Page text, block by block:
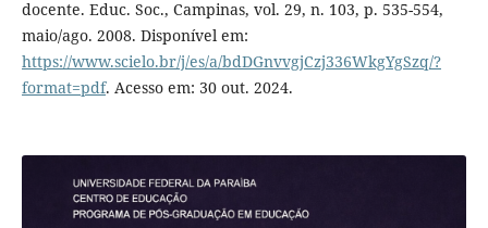
docente. Educ. Soc., Campinas, vol. 29, n. 103, p. 535-554,
maio/ago. 2008. Disponível em:
https://www.scielo.br/j/es/a/bdDGnvvgjCzj336WkgYgSzq/?
format=pdf. Acesso em: 30 out. 2024.